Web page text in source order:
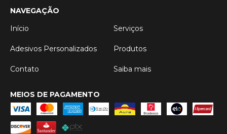
NAVEGAÇÃO
Início
Serviços
Adesivos Personalizados Produtos
Contato Saiba mais
MEIOS DE PAGAMENTO